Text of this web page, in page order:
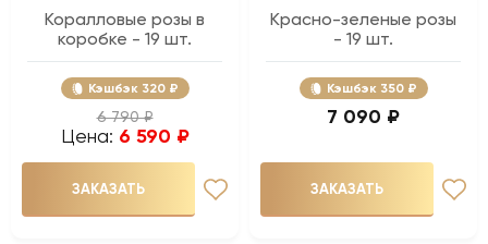
Коралловые розы в
коробке - 19 шт.
Кэшбэк 320 ₽
6 790 ₽
Цена: 6 590 ₽
ЗАКАЗАТЬ
Красно-зеленые розы
- 19 шт.
Кэшбэк 350 ₽
7 090 ₽
ЗАКАЗАТЬ